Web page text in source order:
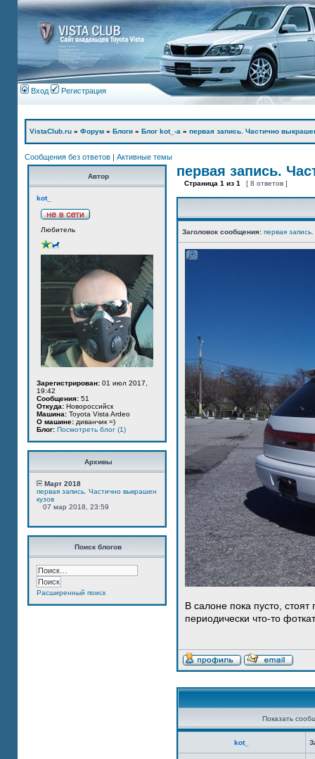
Вход Регистрация
VistaClub.ru » Форум » Блоги » Блог kot_-а » первая запись. Частично
Сообщения без ответов | Активные темы
Автор
kot_
Любитель
Зарегистрирован: 01 июл 2017,
19:42
Сообщения: 51
Откуда: Новороссийск
Машина: Toyota Vista Ardeo
О машине: диванчик =)
Блог: Посмотреть блог (1)
Архивы
Март 2018
первая запись. Частично выкрашен
кузов
07 мар 2018, 23:59
Поиск блогов
Расширенный поиск
первая запись.
Страница 1 из 1 [ 8 ответов ]
Заголовок сообщения: первая
В салоне пока пусто,
периодически что-то
Показать
kot_